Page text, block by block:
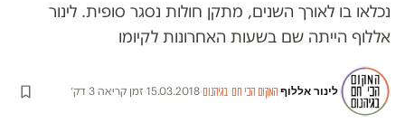
נכלאו בו לאורך השנים, מתקן חולות נסגר סופית. לינור
אללוף הייתה שם בשעות האחרונות לקיומו
לינור אללוף·המקום הכי חם בגיהנום·
15.03.2018
·זמן קריאה 3 דק׳